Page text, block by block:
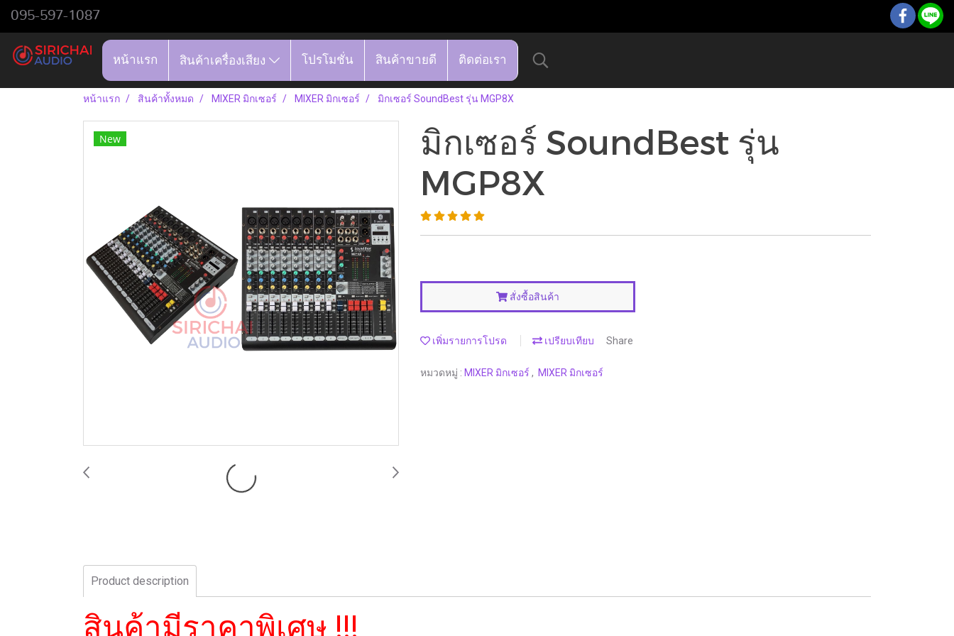
095-597-1087
หน้าแรก สินค้าเครื่องเสียง โปรโมชั่น สินค้าขายดี ติดต่อเรา
หน้าแรก สินค้าทั้งหมด MIXER มิกเซอร์ MIXER มิกเซอร์ มิกเซอร์ SoundBest รุ่น MGP8X
New
มิกเซอร์ SoundBest รุ่น
MGP8X
สั่งซื้อสินค้า
เพิ่มรายการโปรด เปรียบเทียบ Share
หมวดหมู่ : MIXER มิกเซอร์ , MIXER มิกเซอร์
Product description
สินค้ามีราคาพิเศษ !!!